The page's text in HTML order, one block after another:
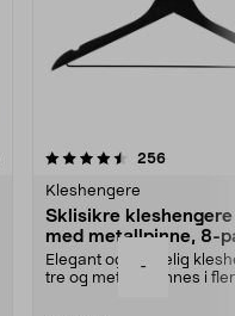
-
256
Kleshengere
Sklisikre
med metallpinne, 8-
Elegant og skikkelig
tre og metall – finnes i
4.5av 5 stjerner